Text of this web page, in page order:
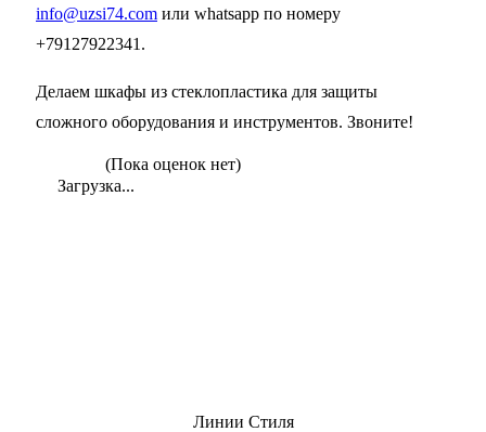
info@uzsi74.com или whatsapp по номеру
+79127922341.
Делаем шкафы из стеклопластика для защиты
сложного оборудования и инструментов. Звоните!
(Пока оценок нет)
Загрузка...
Линии Стиля